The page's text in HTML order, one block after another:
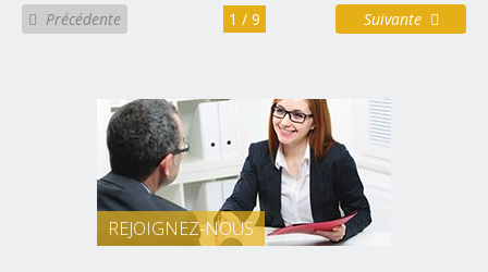
Précédente 1 / 9 Suivante
REJOIGNEZ-NOUS